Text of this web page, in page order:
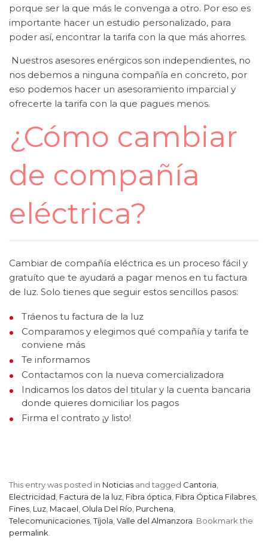
porque ser la que más le convenga a otro. Por eso es
importante hacer un estudio personalizado, para
poder así, encontrar la tarifa con la que más ahorres.
Nuestros asesores enérgicos son independientes, no
nos debemos a ninguna compañía en concreto, por
eso podemos hacer un asesoramiento imparcial y
ofrecerte la tarifa con la que pagues menos.
¿Cómo cambiar
de compañía
eléctrica?
Cambiar de compañía eléctrica es un proceso fácil y
gratuíto que te ayudará a pagar menos en tu factura
de luz. Solo tienes que seguir estos sencillos pasos:
Tráenos tu factura de la luz
Comparamos y elegimos qué compañía y tarifa te
conviene más
Te informamos
Contactamos con la nueva comercializadora
Indicamos los datos del titular y la cuenta bancaria
donde quieres domiciliar los pagos
Firma el contrato ¡y listo!
This entry was posted in Noticias and tagged Cantoria
Electricidad Factura de la luz Fibra óptica Fibra Óptica Filabres
Fines Luz Macael Olula Del Río Purchena
Telecomunicaciones ,Tíjola Valle del Almanzora . Bookmark the
permalink